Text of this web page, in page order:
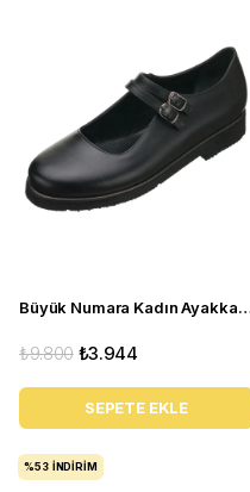
Büyük Numara Kadın Ayakkabı
₺3.944
₺9.800
SEPETE EKLE
%53 İNDIRIM